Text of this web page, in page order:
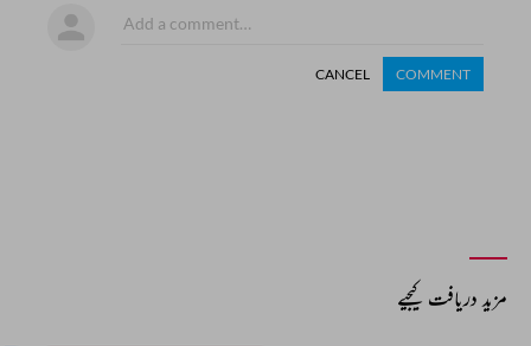
CANCEL COMMENT
مزید دریافت کیجیے